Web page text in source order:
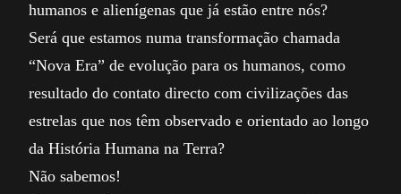
humanos e alienígenas que já estão entre nós?
Será que estamos numa transformação chamada
“Nova Era” de evolução para os humanos, como
resultado do contato directo com civilizações das
estrelas que nos têm observado e orientado ao longo
da História Humana na Terra?
Não sabemos!